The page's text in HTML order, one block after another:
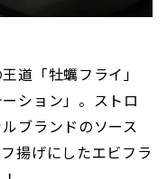
道「牡蠣フライ」
ション」。ストロ
ブランドのソース
揚げにしたエビフラ